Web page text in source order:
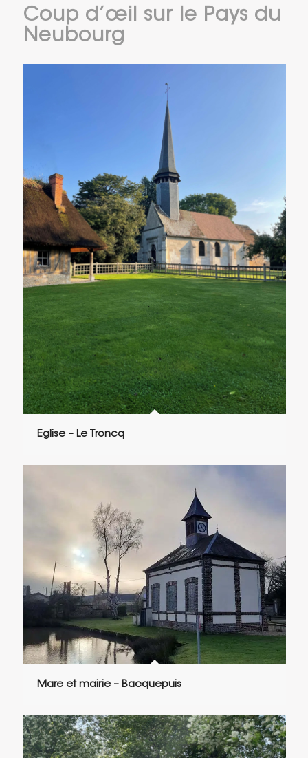
Coup d’œil sur le Pays du
Neubourg
Eglise – Le Troncq
Mare et mairie – Bacquepuis